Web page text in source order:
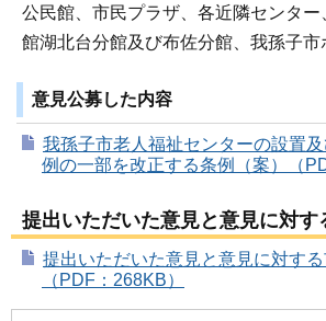
公民館、市民プラザ、各近隣センタ
館湖北台分館及び布佐分館、我孫子市
意見公募した内容
我孫子市老人福祉センターの設置
例の一部を改正する条例（案）（
提出いただいた意見と意見に対す
提出いただいた意見と意見に対す
（PDF：268KB）